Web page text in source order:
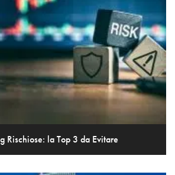
Rischiose: la Top 3 da Evitare